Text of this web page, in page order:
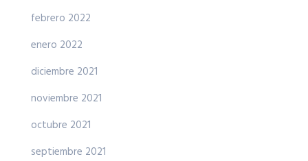
febrero 2022
enero 2022
diciembre 2021
noviembre 2021
octubre 2021
septiembre 2021